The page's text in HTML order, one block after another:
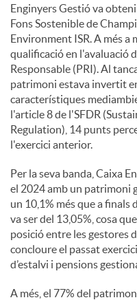
Enginyers Gestió va
Fons Sostenible de
Environment ISR. A més a
qualificació en l'avaluació
Responsable (PRI). Al
patrimoni estava invertit
característiques
l'article 8 de l'SFDR
Regulation), 14 punts
l'exercici anterior.
Per la seva banda, Caixa
el 2024 amb un patrimoni
un 10,1% més que a
va ser del 13,05%, cosa
posició entre les gestores
concloure el passat
d’estalvi i pensions
A més, el 77% del